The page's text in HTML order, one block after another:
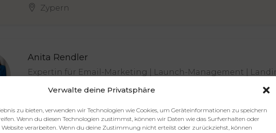
Verwalte deine Privatsphäre
zu bieten, verwenden wir Technologien wie Cookies, um Geräteinformationen zu speichern
Wenn du diesen Technologien zustimmst, können wir Daten wie das Surfverhalten oder
Website verarbeiten. Wenn du deine Zustimmung nicht erteilst oder zurückziehst, können
Zypern
Anita Rendler
Expertin für Email-Marketing | Launch-Management |
STANDORT
Offenburg
STUNDENSATZ
70€